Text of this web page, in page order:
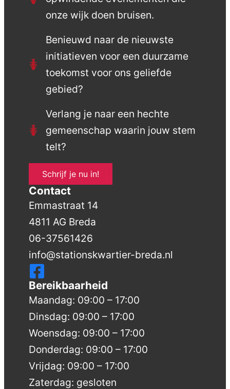
onze wijk doen bruisen.
Benieuwd naar de nieuwste
initiatieven voor een duurzame
toekomst voor ons geliefde
gebied?
Verlang je naar een hechte
gemeenschap waarin jouw stem
telt?
Schrijf je nu in!
Contact
Emmastraat 14
4811 AG Breda
06-37561426
info@stationskwartier-breda.nl
Bereikbaarheid
Maandag: 09:00 – 17:00
Dinsdag: 09:00 – 17:00
Woensdag: 09:00 – 17:00
Donderdag: 09:00 – 17:00
Vrijdag: 09:00 – 17:00
Zaterdag: gesloten